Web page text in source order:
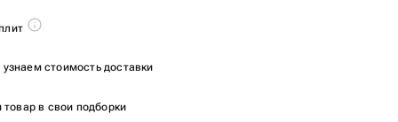
стоимость доставки
в свои подборки